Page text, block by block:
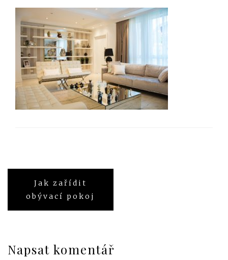
Navigace
pro
Jak zařídit
obývací pokoj
Napsat komentář